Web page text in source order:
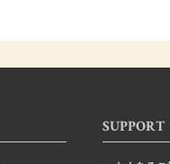
SUPPORT